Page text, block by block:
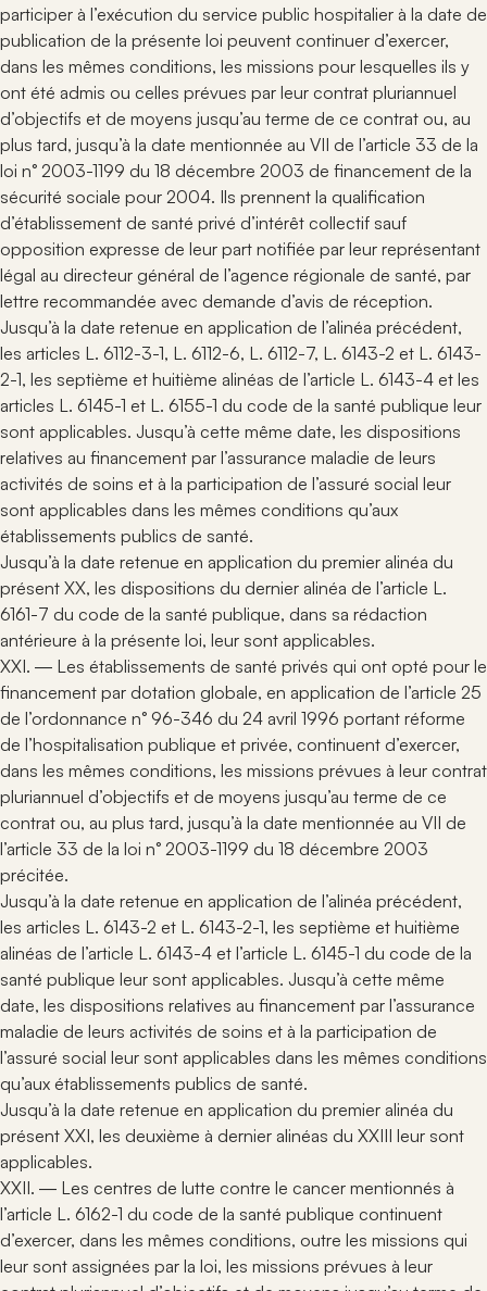
participer à l’exécution du service public hospitalier à la date de
publication de la présente loi peuvent continuer d’exercer,
dans les mêmes conditions, les missions pour lesquelles ils y
ont été admis ou celles prévues par leur contrat pluriannuel
d’objectifs et de moyens jusqu’au terme de ce contrat ou, au
plus tard, jusqu’à la date mentionnée au VII de l’article 33 de la
loi n° 2003-1199 du 18 décembre 2003 de financement de la
sécurité sociale pour 2004. Ils prennent la qualification
d’établissement de santé privé d’intérêt collectif sauf
opposition expresse de leur part notifiée par leur représentant
légal au directeur général de l’agence régionale de santé, par
lettre recommandée avec demande d’avis de réception.
Jusqu’à la date retenue en application de l’alinéa précédent,
les articles L. 6112-3-1, L. 6112-6, L. 6112-7, L. 6143-2 et L. 6143-
2-1, les septième et huitième alinéas de l’article L. 6143-4 et les
articles L. 6145-1 et L. 6155-1 du code de la santé publique leur
sont applicables. Jusqu’à cette même date, les dispositions
relatives au financement par l’assurance maladie de leurs
activités de soins et à la participation de l’assuré social leur
sont applicables dans les mêmes conditions qu’aux
établissements publics de santé.
Jusqu’à la date retenue en application du premier alinéa du
présent XX, les dispositions du dernier alinéa de l’article L.
6161-7 du code de la santé publique, dans sa rédaction
antérieure à la présente loi, leur sont applicables.
XXI. ― Les établissements de santé privés qui ont opté pour le
financement par dotation globale, en application de l’article 25
de l’ordonnance n° 96-346 du 24 avril 1996 portant réforme
de l’hospitalisation publique et privée, continuent d’exercer,
dans les mêmes conditions, les missions prévues à leur contrat
pluriannuel d’objectifs et de moyens jusqu’au terme de ce
contrat ou, au plus tard, jusqu’à la date mentionnée au VII de
l’article 33 de la loi n° 2003-1199 du 18 décembre 2003
précitée.
Jusqu’à la date retenue en application de l’alinéa précédent,
les articles L. 6143-2 et L. 6143-2-1, les septième et huitième
alinéas de l’article L. 6143-4 et l’article L. 6145-1 du code de la
santé publique leur sont applicables. Jusqu’à cette même
date, les dispositions relatives au financement par l’assurance
maladie de leurs activités de soins et à la participation de
l’assuré social leur sont applicables dans les mêmes conditions
qu’aux établissements publics de santé.
Jusqu’à la date retenue en application du premier alinéa du
présent XXI, les deuxième à dernier alinéas du XXIII leur sont
applicables.
XXII. ― Les centres de lutte contre le cancer mentionnés à
l’article L. 6162-1 du code de la santé publique continuent
d’exercer, dans les mêmes conditions, outre les missions qui
leur sont assignées par la loi, les missions prévues à leur